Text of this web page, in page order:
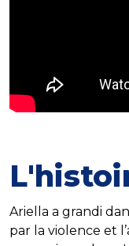
Ariella a grandi
par la violence et